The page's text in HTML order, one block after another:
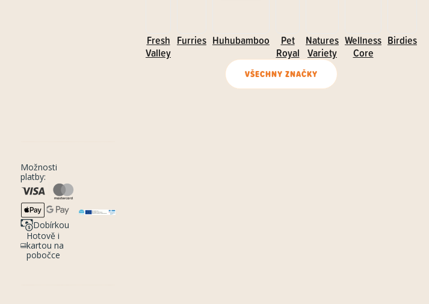
Fresh
Valley
Furries Huhubamboo
Pet
Royal
Natures
Variety
Wellness
Core
Birdies
VŠECHNY ZNAČKY
Možnosti
platby:
Dobírkou
Hotově i
kartou na
pobočce